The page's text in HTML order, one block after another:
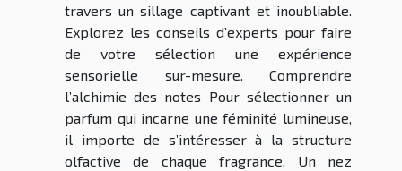
travers un sillage captivant et inoubliable.
Explorez les conseils d’experts pour faire
de votre sélection une expérience
sensorielle sur-mesure. Comprendre
l’alchimie des notes Pour sélectionner un
parfum qui incarne une féminité lumineuse,
il importe de s’intéresser à la structure
olfactive de chaque fragrance. Un nez